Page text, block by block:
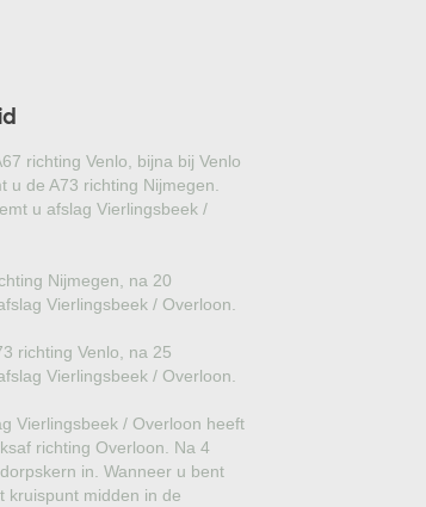
SLAAPBOOM
BONSAI
DEN
WOLMISPEL
JASMIJN
richting Venlo, bijna bij Venlo
u de A73 richting Nijmegen.
u afslag Vierlingsbeek /
Nijmegen, na 20
Vierlingsbeek / Overloon.
richting Venlo, na 25
Vierlingsbeek / Overloon.
Vierlingsbeek / Overloon heeft
richting Overloon. Na 4
in. Wanneer u bent
kruispunt midden in de